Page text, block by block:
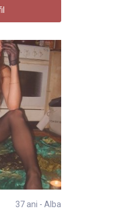
37 ani - Alba